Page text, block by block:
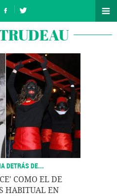
DETRÁS DE...
COMO EL DE
HABITUAL EN